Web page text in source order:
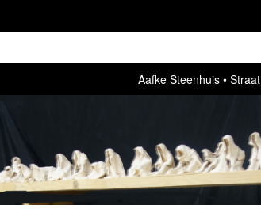
Aafke Steenhuis Straat